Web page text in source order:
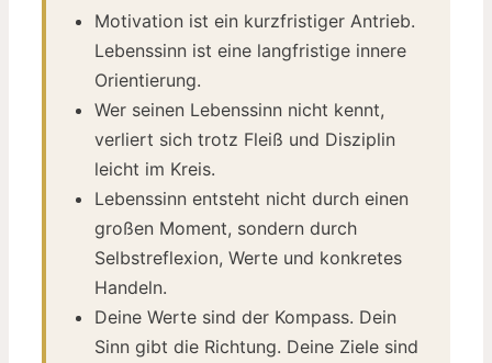
Motivation ist ein kurzfristiger Antrieb.
Lebenssinn ist eine langfristige innere
Orientierung.
Wer seinen Lebenssinn nicht kennt,
verliert sich trotz Fleiß und Disziplin
leicht im Kreis.
Lebenssinn entsteht nicht durch einen
großen Moment, sondern durch
Selbstreflexion, Werte und konkretes
Handeln.
Deine Werte sind der Kompass. Dein
Sinn gibt die Richtung. Deine Ziele sind